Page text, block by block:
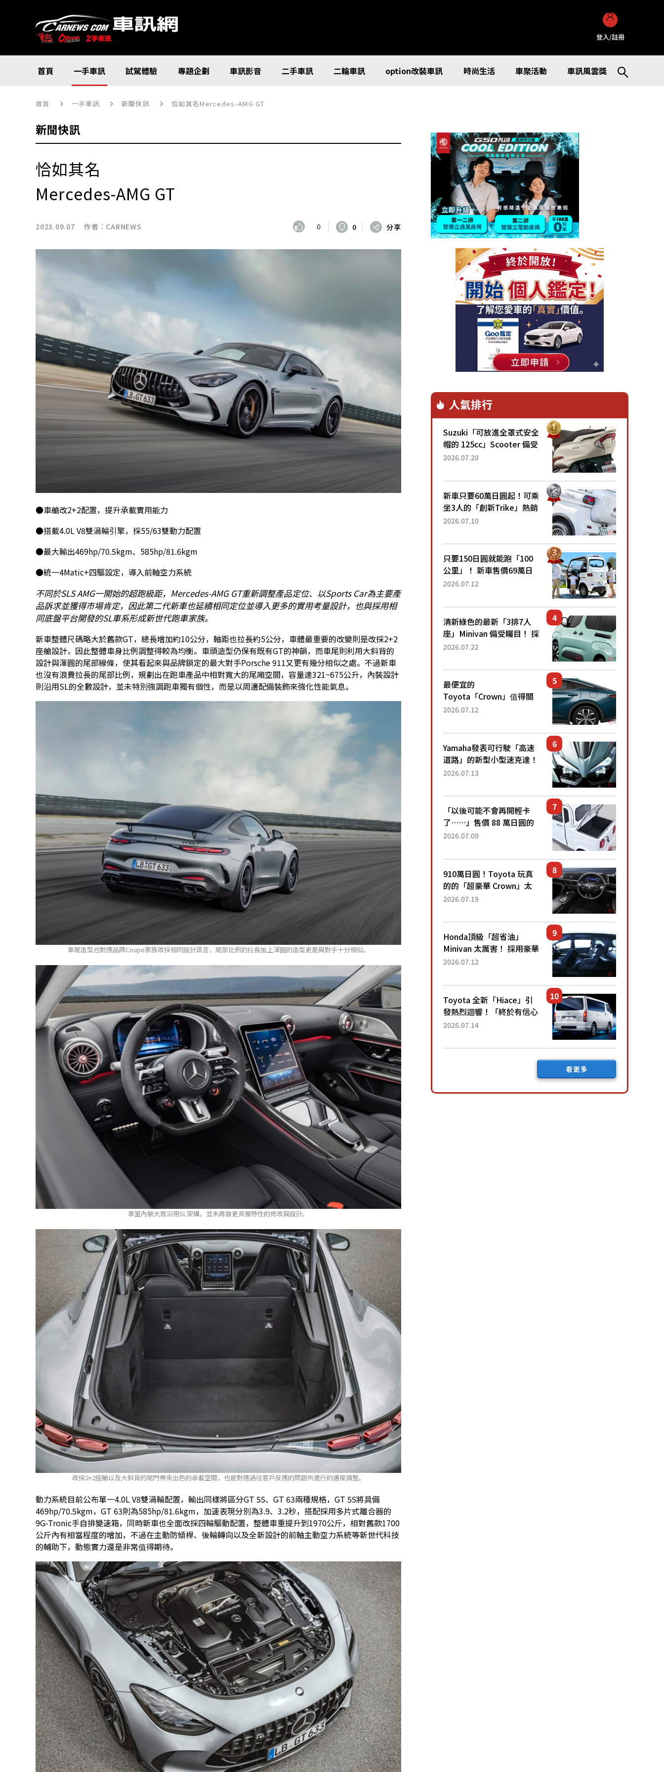
登入/註冊
首頁 一手車訊 試駕體驗 專題企劃 車訊影音 二手車訊 二輪車訊 option改裝車訊 時尚生活 車聚活動 車訊風雲獎
首頁 一手車訊 新聞快訊 恰如其名Mercedes-AMG GT
新聞快訊
恰如其名
Mercedes-AMG GT
2023.09.07 作者： CARNEWS 0 0 分享
●車艙改2+2配置，提升承載實用能力
●搭載4.0L V8雙渦輪引擎，採55/63雙動力配置
●最大輸出469hp/70.5kgm、585hp/81.6kgm
●統一4Matic+四驅設定，導入前軸空力系統
不同於SLS AMG一開始的超跑級距，Mercedes-AMG GT重新調整產品定位、以Sports Car為主要產
品訴求並獲得市場肯定，因此第二代新車也延續相同定位並導入更多的實用考量設計，也與採用相
同底盤平台開發的SL車系形成新世代跑車家族。
新車整體尺碼略大於舊款GT，總長增加約10公分，軸距也拉長約5公分，車體最重要的改變則是改採2+2
座艙設計，因此整體車身比例調整得較為均衡。車頭造型仍保有既有GT的神韻，而車尾則利用大斜背的
設計與渾圓的尾部線條，使其看起來與品牌鎖定的最大對手Porsche 911又更有幾分相似之處。不過新車
也沒有浪費拉長的尾部比例，規劃出在跑車產品中相對寬大的尾廂空間，容量達321~675公升，內裝設計
則沿用SL的全數設計，並未特別強調跑車獨有個性，而是以周邊配備裝飾來強化性能氣息。
車尾造型也對應品牌Coupe家族改採相同設計語言，尾部比例的拉長加上渾圓的造型更是與對手十分相似。
車室內裝大致沿用SL架構，並未再做更具獨特性的修改與設計。
改採2+2座艙以及大斜背的尾門帶來出色的承載空間，也是對應過往客戶反應的問題所進行的適度調整。
動力系統目前公布單一4.0L V8雙渦輪配置，輸出同樣將區分GT 55、GT 63兩種規格，GT 55將具備
469hp/70.5kgm，GT 63則為585hp/81.6kgm，加速表現分別為3.9、3.2秒，搭配採用多片式離合器的
9G-Tronic手自排變速箱，同時新車也全面改採四輪驅動配置，整體車重提升到1970公斤，相對舊款1700
公斤內有相當程度的增加，不過在主動防傾桿、後輪轉向以及全新設計的前軸主動空力系統等新世代科技
的輔助下，動態實力還是非常值得期待。
人氣排行
Suzuki「可放進全罩式安全
帽的 125cc」Scooter 備受
矚目！採用全新流線設計與
已陸續開始出口的新款
「B...
2026.07.20
新車只要60萬日圓起！可乘
坐3人的「創新Trike」熱銷
大賣成為人氣車款！「養車
日圓就能跑100公里」「小
朋友坐得...
2026.07.10
只要150日圓就能跑「100
公里」！ 新車售價69萬日
圓的「3人座」Trike大受歡
為何能迅速熱賣？
2026.07.12
清新綠色的最新「3排7人
座」Minivan 備受矚目！ 採
用全長4.7公尺剛剛好的車
還推出467萬元日圓起的5
人座版...
2026.07.22
最便宜的
Toyota「Crown」值得關
注！ 搭載4WD、每公升
眼！ 配備豐富、超越售價
水準，堪稱高CP值代表的
「...
2026.07.12
Yamaha發表可行駛「高速
道路」的新型小型速克達！
搭載能享受超強勁「渦輪
高階「Super Sport」車款
相同的...
2026.07.13
「以後可能不會再開輕卡
了……」售價 88 萬日圓的
「超迷你輕型貨車」引發兩
100 公里！」「免驗車真的
太棒了！...
2026.07.09
910萬日圓！Toyota 玩真
的的「超豪華 Crown」太
厲害了！採用由「匠人技
運動化「底盤設定」！還配
備專屬豪華...
2026.07.19
Honda頂級「超省油」
Minivan 太厲害！ 採用豪華
「真皮座椅」與專屬「黑色
公里，兼具優異節能表現與
舒適「三...
2026.07.12
Toyota 全新「Hiace」引
發熱烈迴響！「終於有信心
下訂了！」「哪個等級交車
後竟然還要等「超過半年」
2026.07.14
看更多